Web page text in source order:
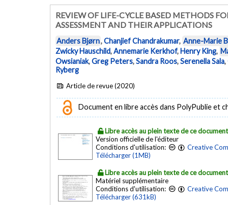
REVIEW OF LIFE-CYCLE BASED METHODS
ASSESSMENT AND THEIR APPLICATIONS
Anders Bjørn,Chanjief Chandrakumar, Anne-Marie
Zwicky Hauschild,Annemarie Kerkhof,Henry King,
Owsianiak,Greg Peters,Sandra Roos,Serenella Sala,
Ryberg
Article de revue (2020)
Document en libre accès dans PolyPublie et
Libre accès au plein texte de ce document
Version officielle de l'éditeur
Conditions d'utilisation:
Creative
Télécharger (1MB)
Libre accès au plein texte de ce document
Matériel supplémentaire
Conditions d'utilisation:
Creative
Télécharger (631kB)